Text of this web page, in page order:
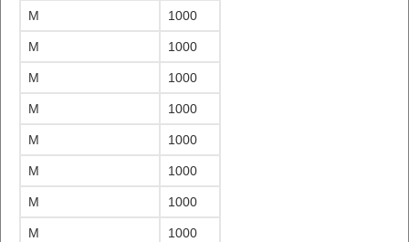
M 1000
M 1000
M 1000
M 1000
M 1000
M 1000
M 1000
M 1000